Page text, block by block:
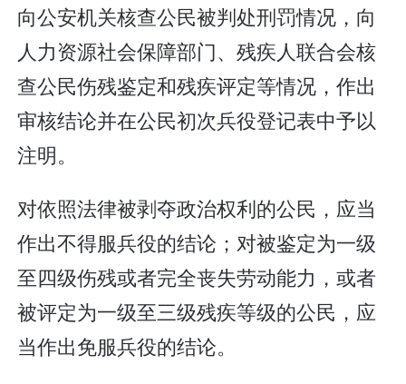
向公安机关核查公民被判处刑罚情况，向
人力资源社会保障部门、残疾人联合会核
查公民伤残鉴定和残疾评定等情况，作出
审核结论并在公民初次兵役登记表中予以
注明。
对依照法律被剥夺政治权利的公民，应当
作出不得服兵役的结论；对被鉴定为一级
至四级伤残或者完全丧失劳动能力，或者
被评定为一级至三级残疾等级的公民，应
当作出免服兵役的结论。